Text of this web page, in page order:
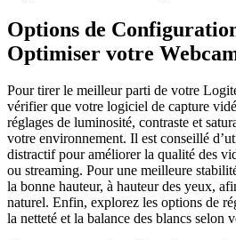
Options de
Optimiser votre
Pour tirer le meilleur parti de votre
vérifier que votre logiciel de capture
réglages de luminosité, contraste et
votre environnement. Il est conseillé
distractif pour améliorer la qualité des
ou streaming. Pour une meilleure
la bonne hauteur, à hauteur des yeux,
naturel. Enfin, explorez les options de
la netteté et la balance des blancs selon